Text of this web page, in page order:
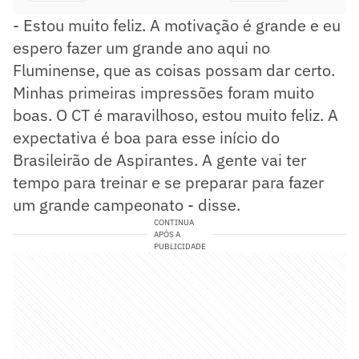
- Estou muito feliz. A motivação é grande e eu
espero fazer um grande ano aqui no
Fluminense, que as coisas possam dar certo.
Minhas primeiras impressões foram muito
boas. O CT é maravilhoso, estou muito feliz. A
expectativa é boa para esse início do
Brasileirão de Aspirantes. A gente vai ter
tempo para treinar e se preparar para fazer
um grande campeonato - disse.
CONTINUA
APÓS A
PUBLICIDADE